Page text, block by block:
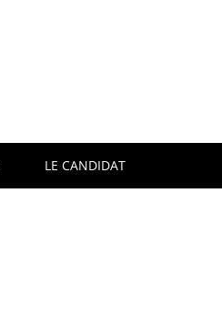
LE CANDIDAT